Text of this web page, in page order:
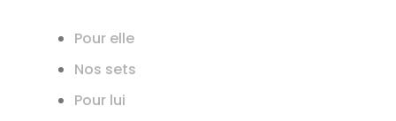
Pour elle
Nos sets
Pour lui